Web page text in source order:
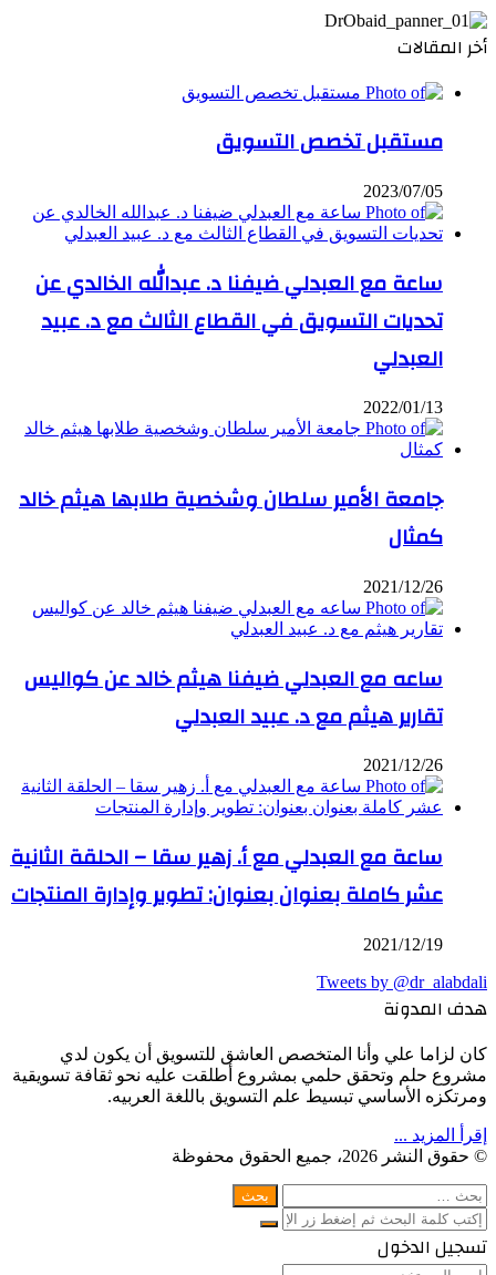
أخر المقالات
مستقبل تخصص التسويق
2023/07/05
ساعة مع العبدلي ضيفنا د. عبدالله الخالدي عن
تحديات التسويق في القطاع الثالث مع د. عبيد
العبدلي
2022/01/13
جامعة الأمير سلطان وشخصية طلابها هيثم خالد
كمثال
2021/12/26
ساعه مع العبدلي ضيفنا هيثم خالد عن كواليس
تقارير هيثم مع د. عبيد العبدلي
2021/12/26
ساعة مع العبدلي مع أ. زهير سقا – الحلقة الثانية
عشر كاملة بعنوان بعنوان: تطوير وإدارة المنتجات
2021/12/19
Tweets by @dr_alabdali
هدف المدونة
كان لزاما علي وأنا المتخصص العاشق للتسويق أن يكون لدي
مشروع حلم وتحقق حلمي بمشروع أطلقت عليه نحو ثقافة تسويقية
ومرتكزه الأساسي تبسيط علم التسويق باللغة العربيه.
إقرأ المزيد ...
© حقوق النشر 2026، جميع الحقوق محفوظة
Facebook
Twitter
WhatsApp
Telegram
زر
الذهاب
إلى
الأعلى
إغلاق
البحث
عن:
إغلاق
بحث
إغلاق
تسجيل الدخول